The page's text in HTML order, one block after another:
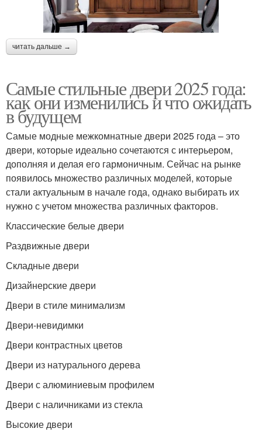
читать дальше →
Самые стильные двери 2025 года:
как они изменились и что ожидать
в будущем
Самые модные межкомнатные двери 2025 года – это
двери, которые идеально сочетаются с интерьером,
дополняя и делая его гармоничным. Сейчас на рынке
появилось множество различных моделей, которые
стали актуальным в начале года, однако выбирать их
нужно с учетом множества различных факторов.
Классические белые двери
Раздвижные двери
Складные двери
Дизайнерские двери
Двери в стиле минимализм
Двери-невидимки
Двери контрастных цветов
Двери из натурального дерева
Двери с алюминиевым профилем
Двери с наличниками из стекла
Высокие двери